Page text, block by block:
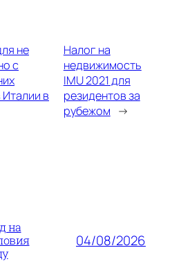
не
с
в
Налог на
недвижимость
IMU 2021 для
резидентов за
рубежом →
на
04/08/2026